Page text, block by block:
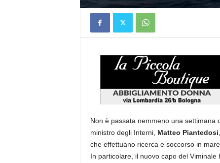
Non è passata nemmeno una settimana
ministro degli Interni, Matteo Piantedosi
che effettuano ricerca e soccorso in mare.
In particolare, il nuovo capo del Viminale